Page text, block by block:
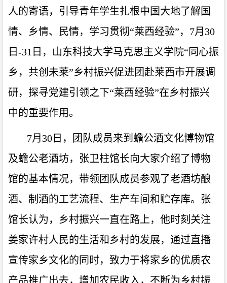
人的寄语，引导青年学生扎根中国大地了解国
情、乡情、民情，学习贯彻“莱西经验”，7月30
日-31日，山东科技大学马克思主义学院“同心振
乡，共创未莱”乡村振兴促进团赴莱西市开展调
研，探寻党建引领之下“莱西经验”在乡村振兴
中的重要作用。
7月30日，团队成员来到蟾公酒文化博物馆
及蟾公老酒坊，张卫柱馆长向大家介绍了博物
馆的基本情况，带领团队成员参观了老酒坊酿
酒、制酒的工艺流程、生产车间和贮存库。张
馆长认为，乡村振兴一直在路上，他时刻关注
姜家许村人民的生活和乡村的发展，通过直播
宣传家乡文化的同时，致力于将家乡的优质农
产品推广出去，增加农民收入，不断为乡村振